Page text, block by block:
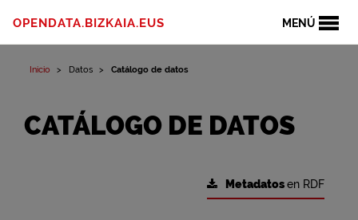
MENÚ
OPENDATA.BIZKAIA.EUS
Inicio Datos Catálogo de datos
CATÁLOGO DE DATOS
Metadatosen RDF